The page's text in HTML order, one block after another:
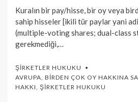
Kuralın bir pay/hisse, bir oy veya
sahip hisseler [ikili tür paylar yani
(multiple-voting shares; dual-class
gerekmediği,…
ŞIRKETLER HUKUKU
AVRUPA, BIRDEN ÇOK OY HAKKINA
HAKKI, ŞIRKETLER HUKUKU